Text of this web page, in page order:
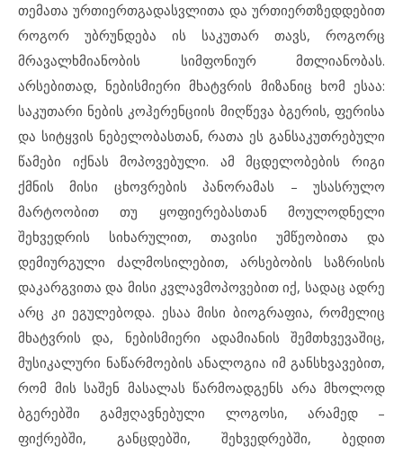
თემათა ურთიერთგადასვლითა და ურთიერთზედდებით
როგორ უბრუნდება ის საკუთარ თავს, როგორც
მრავალხმიანობის სიმფონიურ მთლიანობას.
არსებითად, ნებისმიერი მხატვრის მიზანიც ხომ ესაა:
საკუთარი ნების კოჰერენციის მიღწევა ბგერის, ფერისა
და სიტყვის ნებელობასთან, რათა ეს განსაკუთრებული
წამები იქნას მოპოვებული. ამ მცდელობების რიგი
ქმნის მისი ცხოვრების პანორამას – უსასრულო
მარტოობით თუ ყოფიერებასთან მოულოდნელი
შეხვედრის სიხარულით, თავისი უმწეობითა და
დემიურგული ძალმოსილებით, არსებობის საზრისის
დაკარგვითა და მისი კვლავმოპოვებით იქ, სადაც ადრე
არც კი ეგულებოდა. ესაა მისი ბიოგრაფია, რომელიც
მხატვრის და, ნებისმიერი ადამიანის შემთხვევაშიც,
მუსიკალური ნაწარმოების ანალოგია იმ განსხვავებით,
რომ მის საშენ მასალას წარმოადგენს არა მხოლოდ
ბგერებში გამჟღავნებული ლოგოსი, არამედ –
ფიქრებში, განცდებში, შეხვედრებში, ბედით